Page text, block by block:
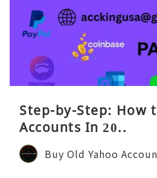
Step-by-Step: How
Accounts In 20..
Buy Old Yahoo Accoun